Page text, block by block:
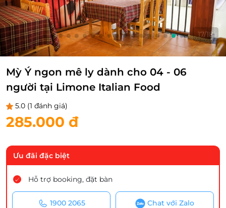
17/18
Mỳ Ý ngon mê ly dành cho 04 - 06
người tại Limone Italian Food
5.0 (1 đánh giá)
285.000 đ
Ưu đãi đặc biệt
Hỗ trợ booking, đặt bàn
1900 2065 Chat với Zalo